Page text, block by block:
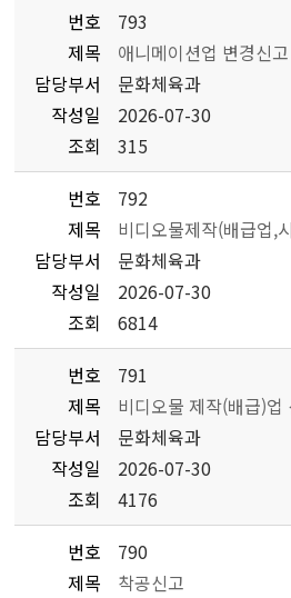
번호
793
제목
애니메이션업 변경신고
담당부서
문화체육과
작성일
2026-07-30
조회
315
번호
792
제목
비디오물제작(배급업,
담당부서
문화체육과
작성일
2026-07-30
조회
6814
번호
791
제목
비디오물 제작(배급)업
담당부서
문화체육과
작성일
2026-07-30
조회
4176
번호
790
제목
착공신고